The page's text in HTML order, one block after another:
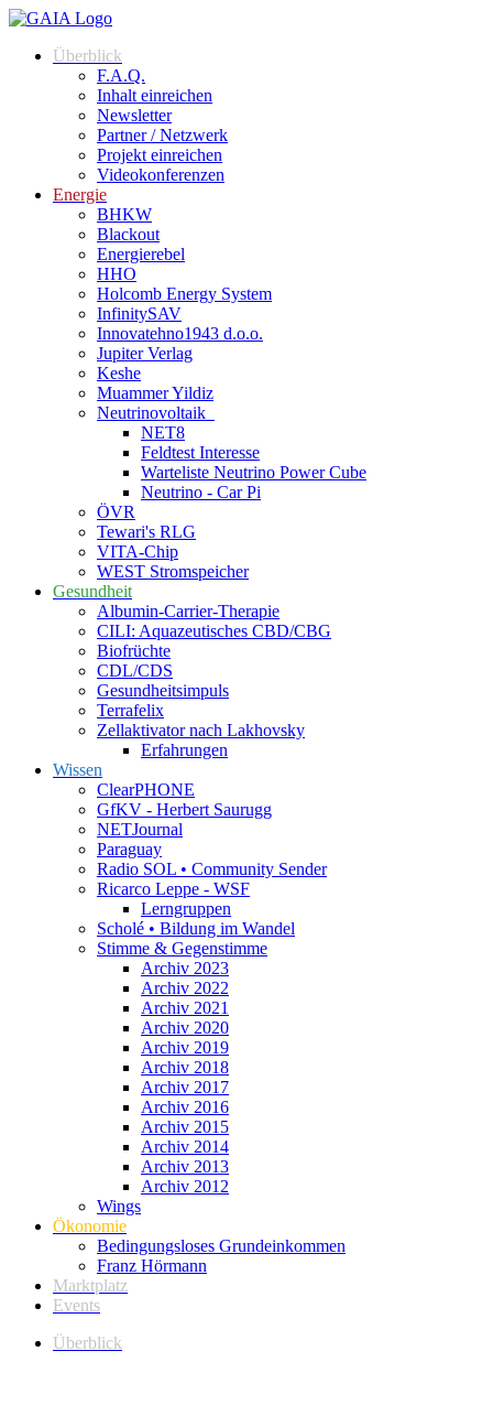
Überblick
F.A.Q.
Inhalt einreichen
Newsletter
Partner / Netzwerk
Projekt einreichen
Videokonferenzen
Energie
BHKW
Blackout
Energierebel
HHO
Holcomb Energy System
InfinitySAV
Innovatehno1943 d.o.o.
Jupiter Verlag
Keshe
Muammer Yildiz
Neutrinovoltaik
NET8
Feldtest Interesse
Warteliste Neutrino Power Cube
Neutrino - Car Pi
ÖVR
Tewari's RLG
VITA-Chip
WEST Stromspeicher
Gesundheit
Albumin-Carrier-Therapie
CILI: Aquazeutisches CBD/CBG
Biofrüchte
CDL/CDS
Gesundheitsimpuls
Terrafelix
Zellaktivator nach Lakhovsky
Erfahrungen
Wissen
ClearPHONE
GfKV - Herbert Saurugg
NETJournal
Paraguay
Radio SOL • Community Sender
Ricarco Leppe - WSF
Lerngruppen
Scholé • Bildung im Wandel
Stimme & Gegenstimme
Archiv 2023
Archiv 2022
Archiv 2021
Archiv 2020
Archiv 2019
Archiv 2018
Archiv 2017
Archiv 2016
Archiv 2015
Archiv 2014
Archiv 2013
Archiv 2012
Wings
Ökonomie
Bedingungsloses Grundeinkommen
Franz Hörmann
Marktplatz
Events
Überblick